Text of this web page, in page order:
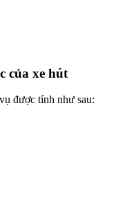
của xe hút
được tính như sau: